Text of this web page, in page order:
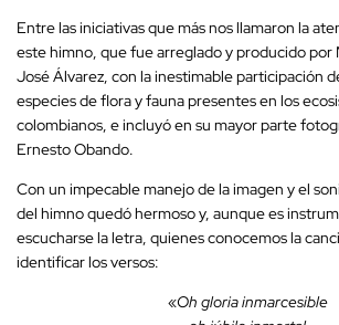
Entre las iniciativas que más nos llamaron la
este himno, que fue arreglado y producido por
José Álvarez, con la inestimable participación
especies de flora y fauna presentes en los
colombianos, e incluyó en su mayor parte
Ernesto Obando.
Con un impecable manejo de la imagen y el
del himno quedó hermoso y, aunque es
escucharse la letra, quienes conocemos la
identificar los versos:
«Oh gloria inmarcesible